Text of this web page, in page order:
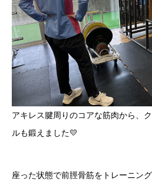
アキレス腱周りのコアな筋肉から、
ルも鍛えました💛
座った状態で前脛骨筋をトレーニン